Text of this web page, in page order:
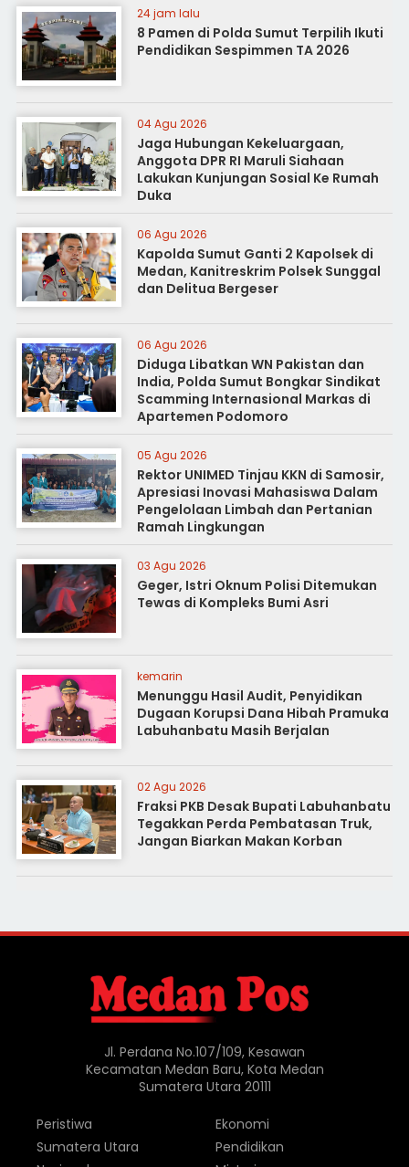
24 jam lalu
8 Pamen di Polda Sumut Terpilih Ikuti
Pendidikan Sespimmen TA 2026
04 Agu 2026
Jaga Hubungan Kekeluargaan,
Anggota DPR RI Maruli Siahaan
Lakukan Kunjungan Sosial Ke Rumah
Duka
06 Agu 2026
Kapolda Sumut Ganti 2 Kapolsek di
Medan, Kanitreskrim Polsek Sunggal
dan Delitua Bergeser
06 Agu 2026
Diduga Libatkan WN Pakistan dan
India, Polda Sumut Bongkar Sindikat
Scamming Internasional Markas di
Apartemen Podomoro
05 Agu 2026
Rektor UNIMED Tinjau KKN di Samosir,
Apresiasi Inovasi Mahasiswa Dalam
Pengelolaan Limbah dan Pertanian
Ramah Lingkungan
03 Agu 2026
Geger, Istri Oknum Polisi Ditemukan
Tewas di Kompleks Bumi Asri
kemarin
Menunggu Hasil Audit, Penyidikan
Dugaan Korupsi Dana Hibah Pramuka
Labuhanbatu Masih Berjalan
02 Agu 2026
Fraksi PKB Desak Bupati Labuhanbatu
Tegakkan Perda Pembatasan Truk,
Jangan Biarkan Makan Korban
Jl. Perdana No.107/109, Kesawan
Kecamatan Medan Baru, Kota Medan
Sumatera Utara 20111
Peristiwa
Sumatera Utara
Ekonomi
Pendidikan